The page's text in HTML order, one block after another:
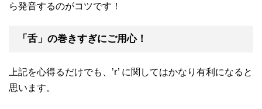
ら発音するのがコツです！
「舌」の巻きすぎにご用心！
上記を心得るだけでも、’r’ に関してはかなり有利になると
思います。